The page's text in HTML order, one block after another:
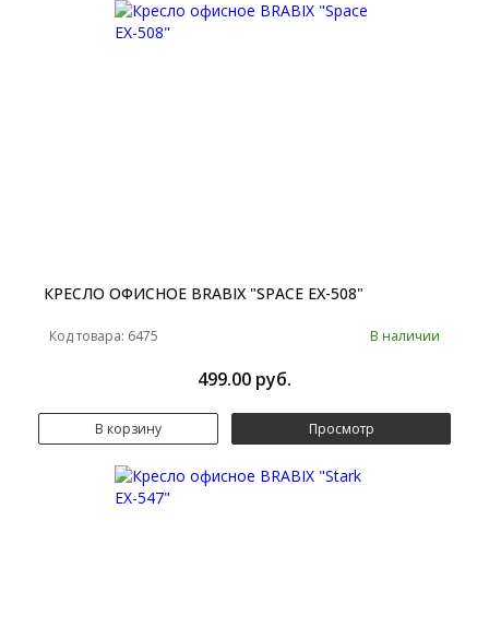
КРЕСЛО ОФИСНОЕ BRABIX "SPACE EX-508"
Код товара: 6475 В наличии
499.00 руб.
В корзину Просмотр